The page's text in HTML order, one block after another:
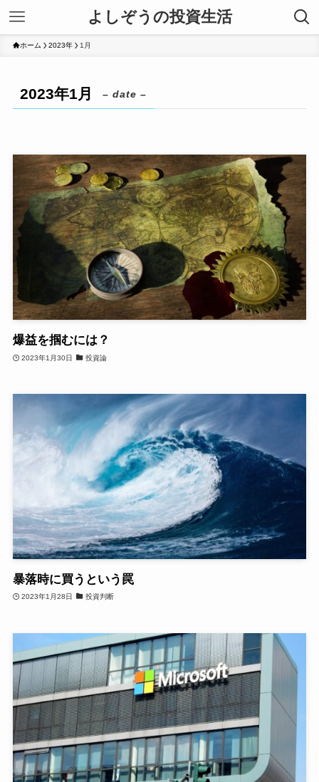
よしぞうの投資生活
ホーム 2023年 1月
2023年1月 – date –
爆益を掴むには？
2023年1月30日 投資論
暴落時に買うという罠
2023年1月28日 投資判断